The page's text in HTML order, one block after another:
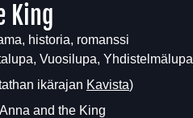
King
historia, romanssi
Vuosilupa, Yhdistelmälupa
ikärajan Kavista)
Anna and the King